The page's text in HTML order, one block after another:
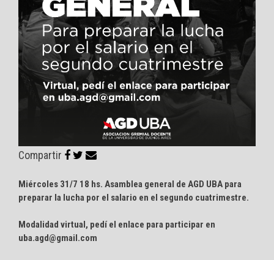
Compartir
Miércoles 31/7 18 hs. Asamblea general de AGD UBA para
preparar la lucha por el salario en el segundo cuatrimestre.
Modalidad virtual, pedí el enlace para participar en
uba.agd@gmail.com